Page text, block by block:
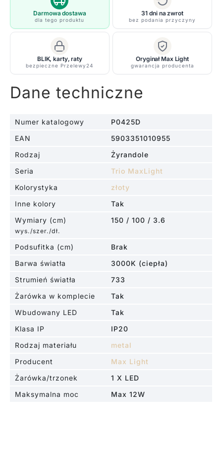
eleganckim
designie
Darmowa dostawa
dla tego produktu
31 dni na zwrot
bez podania przyczyny
BLIK, karty, raty
bezpieczne Przelewy24
Oryginał Max Light
gwarancja producenta
Dane techniczne
Numer katalogowy
P0425D
EAN
5903351010955
Rodzaj
Żyrandole
Seria
Trio MaxLight
Kolorystyka
złoty
Inne kolory
Tak
Wymiary (cm)
wys./szer./dł.
150 / 100 / 3.6
Podsufitka (cm)
Brak
Barwa światła
3000K (ciepła)
Strumień światła
733
Żarówka w komplecie
Tak
Wbudowany LED
Tak
Klasa IP
IP20
Rodzaj materiału
metal
Producent
Max Light
Żarówka/trzonek
1 X LED
Maksymalna moc
Max 12W